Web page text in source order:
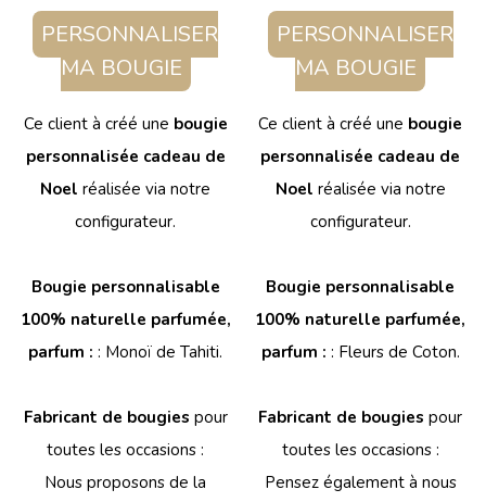
PERSONNALISER
MA BOUGIE
Ce client à créé une bougie
personnalisée cadeau de
Noelréalisée via notre
configurateur.
Bougie personnalisable
100% naturelle parfumée,
parfum :: Monoï de Tahiti.
Fabricant de bougies pour
toutes les occasions :
Nous proposons de la
PERSONNALISER
MA BOUGIE
Ce client à créé une bougie
personnalisée cadeau de
Noel réalisée via notre
configurateur.
Bougie personnalisable
100% naturelle parfumée,
parfum : : Fleurs de Coton.
Fabricant de bougies pour
toutes les occasions :
Pensez également à nous